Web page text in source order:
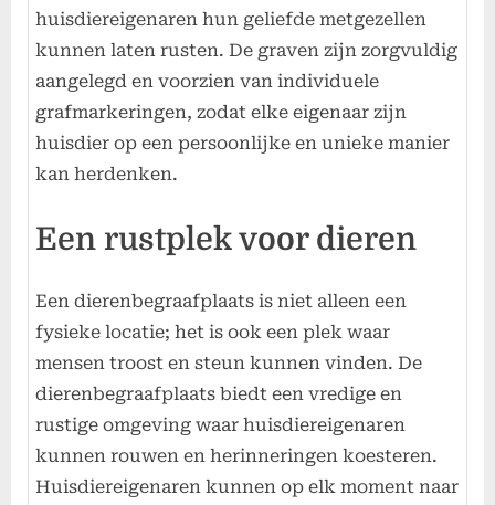
huisdiereigenaren hun geliefde metgezellen
kunnen laten rusten. De graven zijn zorgvuldig
aangelegd en voorzien van individuele
grafmarkeringen, zodat elke eigenaar zijn
huisdier op een persoonlijke en unieke manier
kan herdenken.
Een rustplek voor dieren
Een dierenbegraafplaats is niet alleen een
fysieke locatie; het is ook een plek waar
mensen troost en steun kunnen vinden. De
dierenbegraafplaats biedt een vredige en
rustige omgeving waar huisdiereigenaren
kunnen rouwen en herinneringen koesteren.
Huisdiereigenaren kunnen op elk moment naar